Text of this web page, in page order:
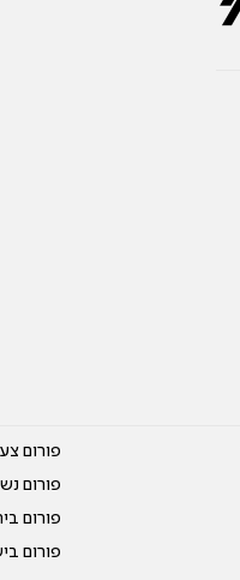
פורום
פורום
פורום
פורום